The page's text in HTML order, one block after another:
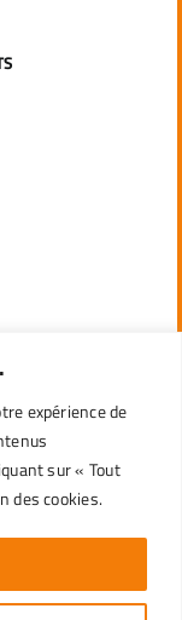
expérience de
sur « Tout
des cookies.